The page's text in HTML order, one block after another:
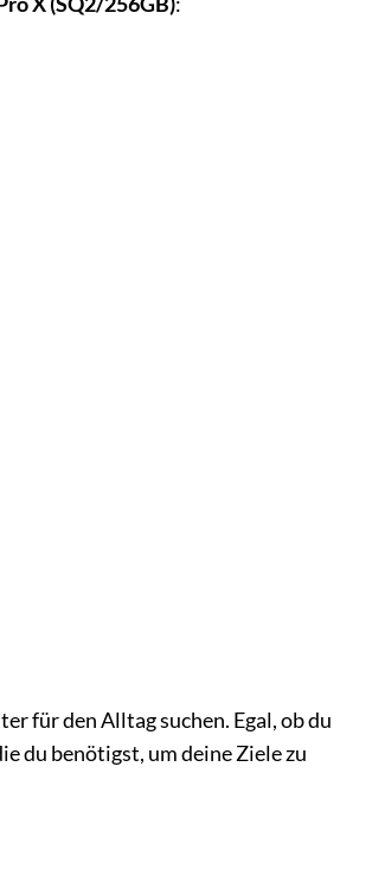
für den Alltag suchen. Egal, ob du
du benötigst, um deine Ziele zu